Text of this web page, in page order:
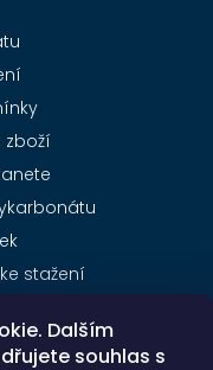
Dalším
souhlas s
zboží
stažení